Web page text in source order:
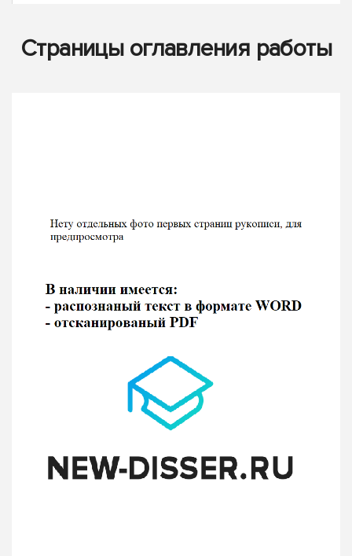
Страницы оглавления работы